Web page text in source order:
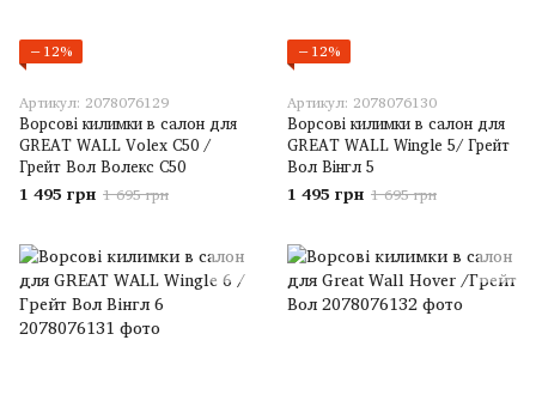
−12%
Артикул: 2078076129
Ворсові килимки в салон для
GREAT WALL Volex C50 /
Грейт Вол Волекс С50
1 495 грн 1 695 грн
−12%
Артикул: 2078076130
Ворсові килимки в салон для
GREAT WALL Wingle 5/ Грейт
Вол Вінгл 5
1 495 грн 1 695 грн